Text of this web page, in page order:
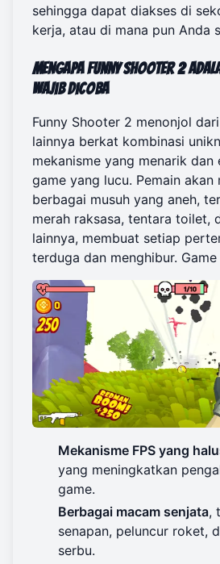
sehingga dapat diakses di
kerja, atau di mana pun Anda
Mengapa Funny Shooter 2
Wajib Dicoba
Funny Shooter 2 menonjol
lainnya berkat kombinasi
mekanisme yang menarik dan
game yang lucu. Pemain akan
berbagai musuh yang aneh,
merah raksasa, tentara toilet,
lainnya, membuat setiap
terduga dan menghibur.
Mekanisme FPS yang
yang meningkatkan
game.
Berbagai macam senjata,
senapan, peluncur roket,
serbu.